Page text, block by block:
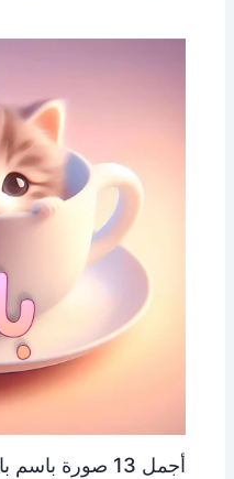
أجمل 13 صورة